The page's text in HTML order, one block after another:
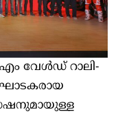
വേള്‍ഡ് റാലി-